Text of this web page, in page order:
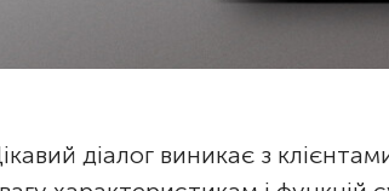
діалог виникає з